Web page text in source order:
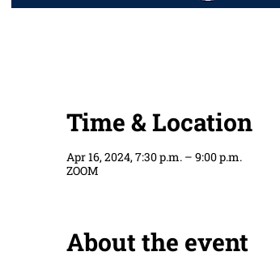
Time & Location
Apr 16, 2024, 7:30 p.m. – 9:00 p.m.
ZOOM
About the event